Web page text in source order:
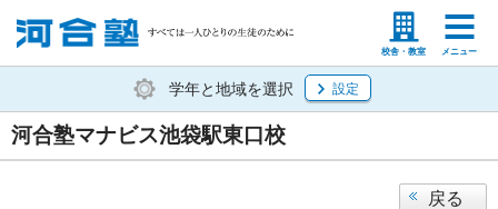
校舎・教室 メニュー
塾生の方 高等学校の先生
学年と地域を選択 設定
河合塾マナビス池袋駅東口校
戻る